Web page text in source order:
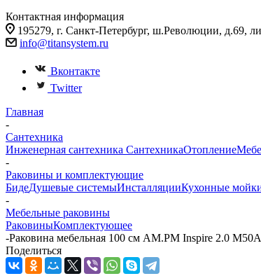
Контактная информация
195279, г. Санкт-Петербург, ш.Революции, д.69,
info@titansystem.ru
Вконтакте
Twitter
Главная
-
Сантехника
Инженерная сантехника СантехникаОтопление
-
Раковины и комплектующие
БидеДушевые системыИнсталляцииКухонные
-
Мебельные раковины
РаковиныКомплектующее
-Раковина мебельная 100 см AM.PM Inspire 2.0
Поделиться